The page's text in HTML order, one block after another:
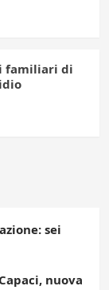
familiari di
sei
nuova